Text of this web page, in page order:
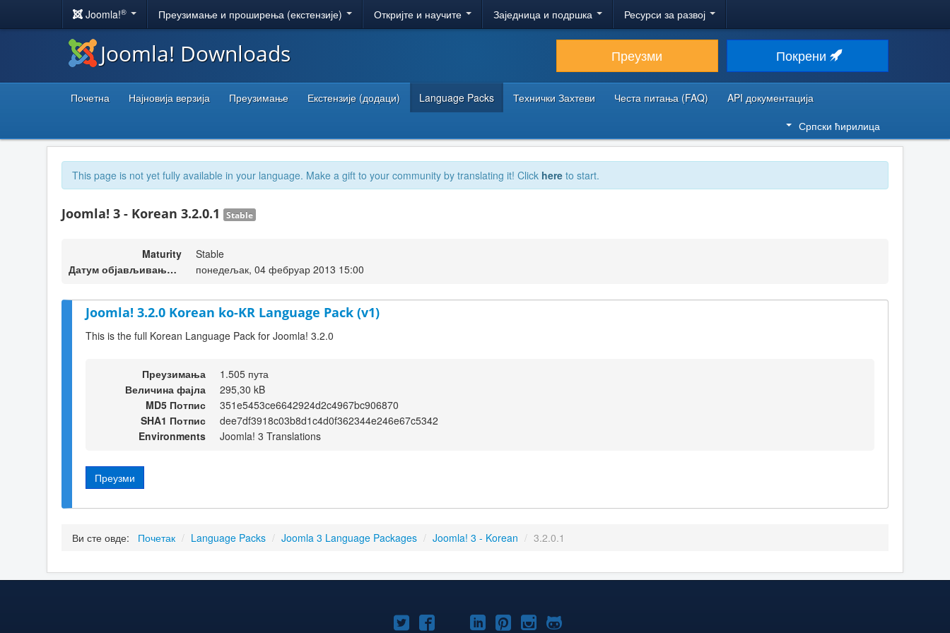
Joomla!® Преузимање и проширења (екстензије) Откријте и научите Заједница и подршка Ресурси за развој
Joomla! Downloads Преузми Покрени
Почетна Најновија верзија Преузимање Екстензије (додаци) Language Packs Технички Захтеви Честа питања (FAQ)
API документација
Српски ћирилица
This page is not yet fully available in your language. Make a gift to your community by translating it! Click here to start.
Joomla! 3 - Korean 3.2.0.1 Stable
Maturity
Stable
Датум објављивања верзије
понедељак, 04 фебруар 2013 15:00
Joomla! 3.2.0 Korean ko-KR Language Pack (v1)
This is the full Korean Language Pack for Joomla! 3.2.0
Преузимања
1.505 пута
Величина фајла
295,30 kB
MD5 Потпис
351e5453ce6642924d2c4967bc906870
SHA1 Потпис
dee7df3918c03b8d1c4d0f362344e246e67c5342
Environments
Joomla! 3 Translations
Преузми
Ви сте овде: Почетак / Language Packs / Joomla 3 Language Packages / Joomla! 3 - Korean / 3.2.0.1
Joomla!Joomla!Joomla!
Joomla!Joomla!
Joomla!Joomla!